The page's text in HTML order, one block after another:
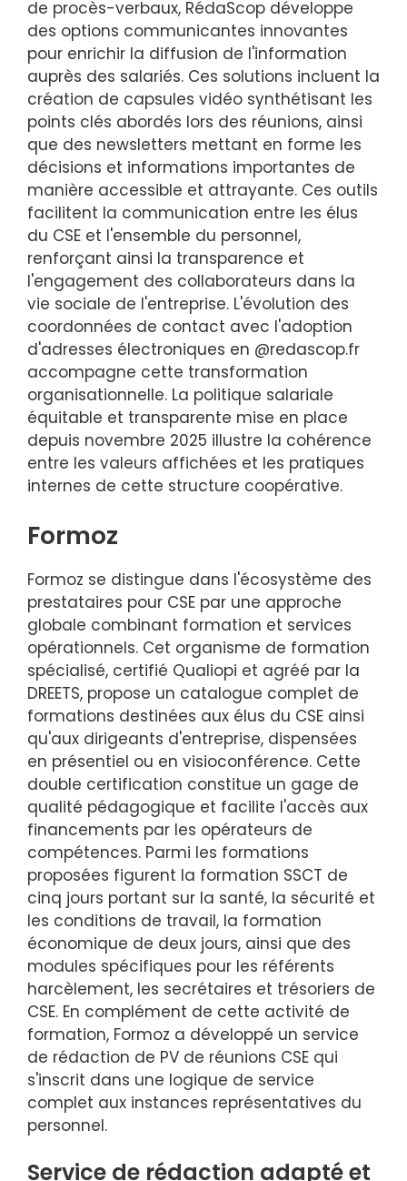
de procès-verbaux, RédaScop développe
des options communicantes innovantes
pour enrichir la diffusion de l'information
auprès des salariés. Ces solutions incluent la
création de capsules vidéo synthétisant les
points clés abordés lors des réunions, ainsi
que des newsletters mettant en forme les
décisions et informations importantes de
manière accessible et attrayante. Ces outils
facilitent la communication entre les élus
du CSE et l'ensemble du personnel,
renforçant ainsi la transparence et
l'engagement des collaborateurs dans la
vie sociale de l'entreprise. L'évolution des
coordonnées de contact avec l'adoption
d'adresses électroniques en @redascop.fr
accompagne cette transformation
organisationnelle. La politique salariale
équitable et transparente mise en place
depuis novembre 2025 illustre la cohérence
entre les valeurs affichées et les pratiques
internes de cette structure coopérative.
Formoz
Formoz se distingue dans l'écosystème des
prestataires pour CSE par une approche
globale combinant formation et services
opérationnels. Cet organisme de formation
spécialisé, certifié Qualiopi et agréé par la
DREETS, propose un catalogue complet de
formations destinées aux élus du CSE ainsi
qu'aux dirigeants d'entreprise, dispensées
en présentiel ou en visioconférence. Cette
double certification constitue un gage de
qualité pédagogique et facilite l'accès aux
financements par les opérateurs de
compétences. Parmi les formations
proposées figurent la formation SSCT de
cinq jours portant sur la santé, la sécurité et
les conditions de travail, la formation
économique de deux jours, ainsi que des
modules spécifiques pour les référents
harcèlement, les secrétaires et trésoriers de
CSE. En complément de cette activité de
formation, Formoz a développé un service
de rédaction de PV de réunions CSE qui
s'inscrit dans une logique de service
complet aux instances représentatives du
personnel.
Service de rédaction adapté et